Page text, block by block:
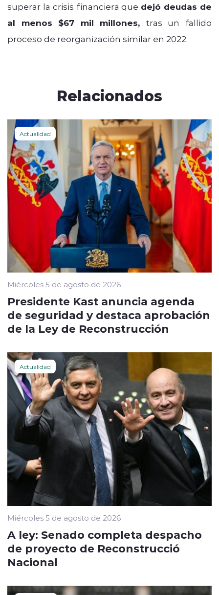
superar la crisis financiera que dejó deudas de
al menos $67 mil millones, tras un fallido
proceso de reorganización similar en 2022.
Relacionados
Actualidad
Miércoles 5 de agosto de 2026
Presidente Kast anuncia agenda
de seguridad y destaca aprobación
de la Ley de Reconstrucción
Actualidad
Miércoles 5 de agosto de 2026
A ley: Senado completa despacho
de proyecto de Reconstrucció
Nacional